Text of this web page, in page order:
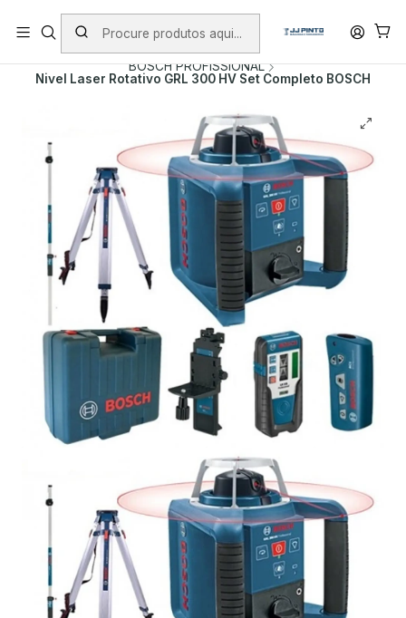
PORTES INCLUÍDOS EM ENCOMENDAS +75€ (excepto ilhas)
Início PRODUTOS
FERRAMENTAS SEM FIO
BOSCH PROFISSIONAL
Nivel Laser Rotativo GRL 300 HV Set Completo BOSCH